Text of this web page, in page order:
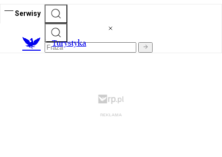
Serwisy
Turystyka